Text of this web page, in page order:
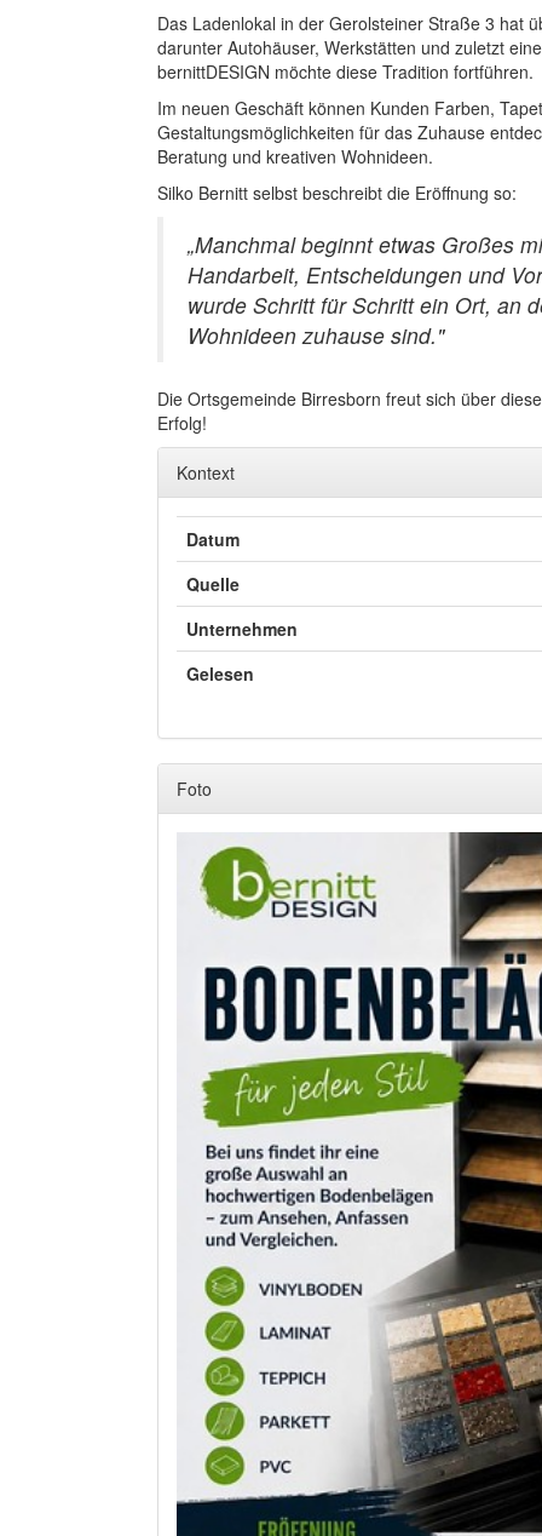
Das Ladenlokal in der Gerolsteiner Straße 3 hat
darunter Autohäuser, Werkstätten und zuletzt
bernittDESIGN möchte diese Tradition fortführen.
Im neuen Geschäft können Kunden Farben,
Gestaltungsmöglichkeiten für das Zuhause
Beratung und kreativen Wohnideen.
Silko Bernitt selbst beschreibt die Eröffnung so:
„Manchmal beginnt etwas Großes
Handarbeit, Entscheidungen und
wurde Schritt für Schritt ein Ort, an
Wohnideen zuhause sind."
Die Ortsgemeinde Birresborn freut sich über
Erfolg!
Kontext
Datum
Quelle
Unternehmen
Gelesen
Foto